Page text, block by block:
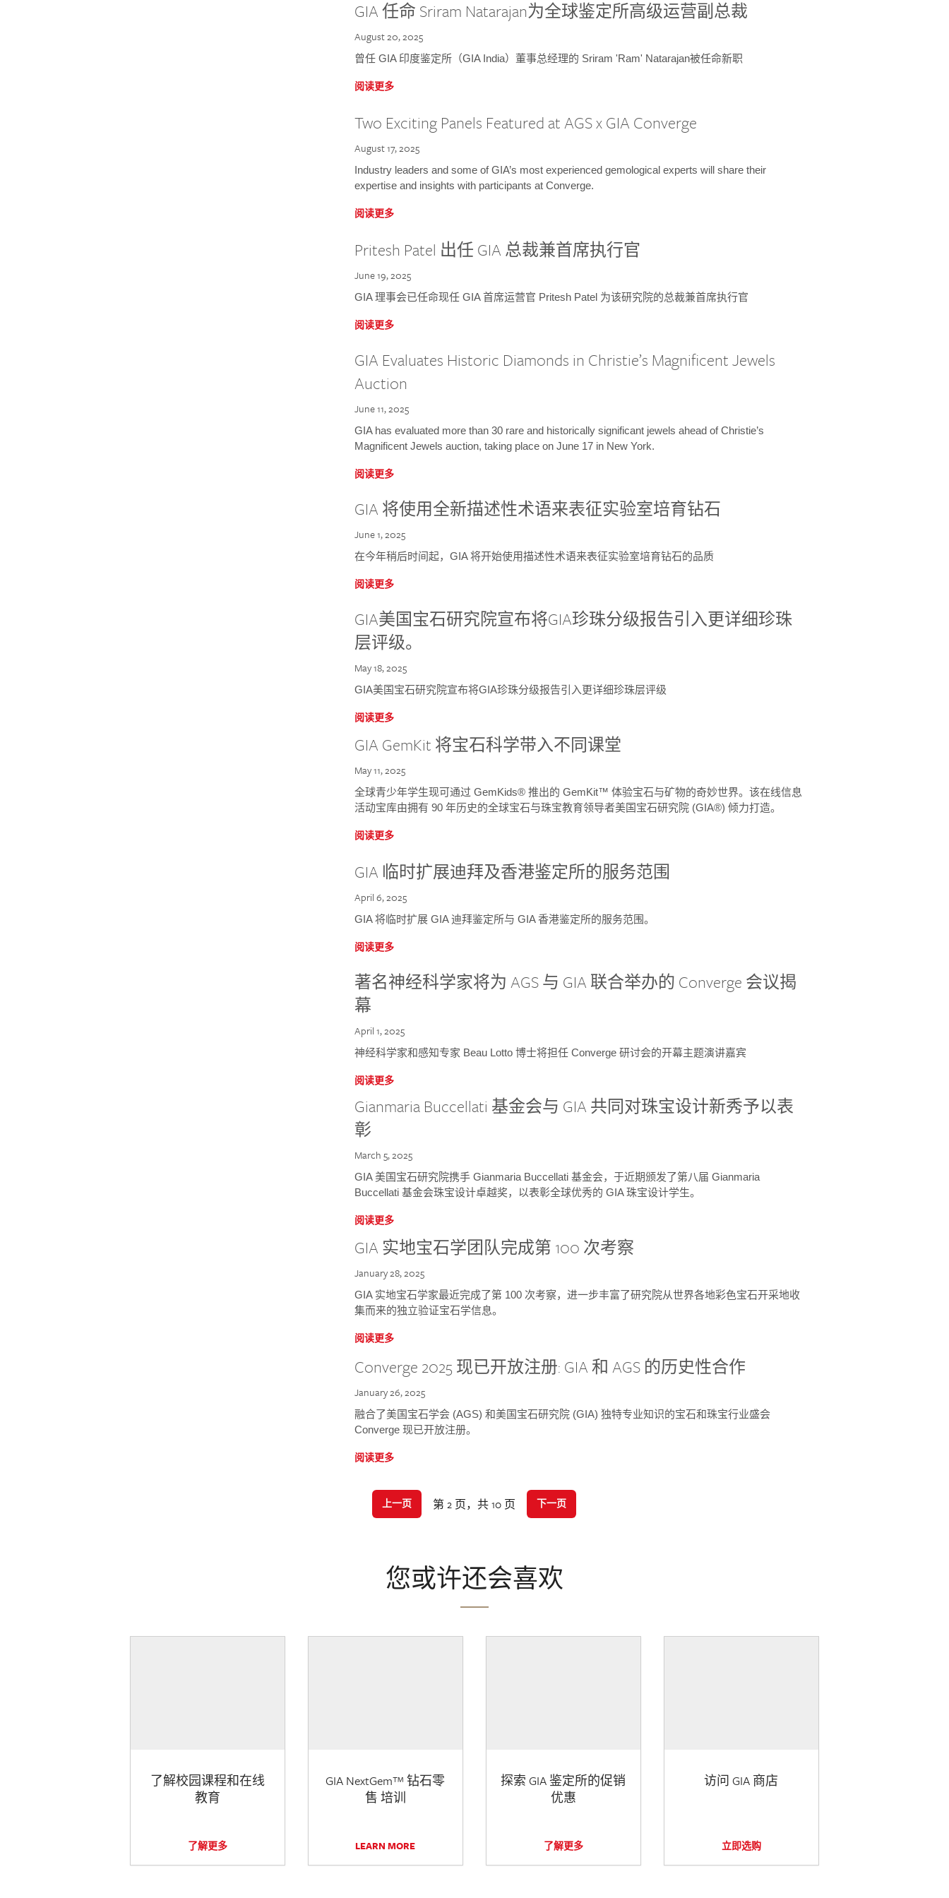
GIA 任命 Sriram Natarajan为全球鉴定所高级运营副总裁
August 20, 2025
曾任 GIA 印度鉴定所（GIA India）董事总经理的 Sriram 'Ram' Natarajan被任命新职
阅读更多
Two Exciting Panels Featured at AGS x GIA Converge
August 17, 2025
Industry leaders and some of GIA’s most experienced gemological experts will share their
expertise and insights with participants at Converge.
阅读更多
Pritesh Patel 出任 GIA 总裁兼首席执行官
June 19, 2025
GIA 理事会已任命现任 GIA 首席运营官 Pritesh Patel 为该研究院的总裁兼首席执行官
阅读更多
GIA Evaluates Historic Diamonds in Christie’s Magnificent Jewels
Auction
June 11, 2025
GIA has evaluated more than 30 rare and historically significant jewels ahead of Christie’s
Magnificent Jewels auction, taking place on June 17 in New York.
阅读更多
GIA 将使用全新描述性术语来表征实验室培育钻石
June 1, 2025
在今年稍后时间起，GIA 将开始使用描述性术语来表征实验室培育钻石的品质
阅读更多
GIA美国宝石研究院宣布将GIA珍珠分级报告引入更详细珍珠
层评级。
May 18, 2025
GIA美国宝石研究院宣布将GIA珍珠分级报告引入更详细珍珠层评级
阅读更多
GIA GemKit 将宝石科学带入不同课堂
May 11, 2025
全球青少年学生现可通过 GemKids® 推出的 GemKit™ 体验宝石与矿物的奇妙世界。该在线信息
活动宝库由拥有 90 年历史的全球宝石与珠宝教育领导者美国宝石研究院 (GIA®) 倾力打造。
阅读更多
GIA 临时扩展迪拜及香港鉴定所的服务范围
April 6, 2025
GIA 将临时扩展 GIA 迪拜鉴定所与 GIA 香港鉴定所的服务范围。
阅读更多
著名神经科学家将为 AGS 与 GIA 联合举办的 Converge 会议揭
幕
April 1, 2025
神经科学家和感知专家 Beau Lotto 博士将担任 Converge 研讨会的开幕主题演讲嘉宾
阅读更多
Gianmaria Buccellati 基金会与 GIA 共同对珠宝设计新秀予以表
彰
March 5, 2025
GIA 美国宝石研究院携手 Gianmaria Buccellati 基金会，于近期颁发了第八届 Gianmaria
Buccellati 基金会珠宝设计卓越奖，以表彰全球优秀的 GIA 珠宝设计学生。
阅读更多
GIA 实地宝石学团队完成第 100 次考察
January 28, 2025
GIA 实地宝石学家最近完成了第 100 次考察，进一步丰富了研究院从世界各地彩色宝石开采地收
集而来的独立验证宝石学信息。
阅读更多
Converge 2025 现已开放注册: GIA 和 AGS 的历史性合作
January 26, 2025
融合了美国宝石学会 (AGS) 和美国宝石研究院 (GIA) 独特专业知识的宝石和珠宝行业盛会
Converge 现已开放注册。
阅读更多
上一页 第 2 页，共 10 页 下一页
您或许还会喜欢
了解校园课程和在线
教育
了解更多
GIA NextGem™ 钻石零
售 培训
LEARN MORE
探索 GIA 鉴定所的促销
优惠
了解更多
访问 GIA 商店
立即选购